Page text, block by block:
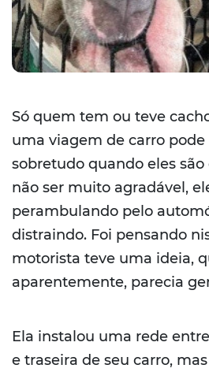
Só quem tem ou teve
uma viagem de carro pode
sobretudo quando eles
não ser muito agradável,
perambulando pelo
distraindo. Foi pensando
motorista teve uma ideia,
aparentemente, parecia
Ela instalou uma rede
e traseira de seu carro,